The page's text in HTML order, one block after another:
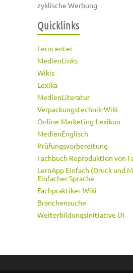
zyklische Werbung
Quicklinks
Lerncenter
MedienLinks
Wikis
Lexika
MedienLiteratur
Verpackungstechnik-Wiki
Online-Marketing-Lexikon
MedienEnglisch
Prüfungsvorbereitung
Fachbuch Reproduktion von
LernApp Einfach (Druck und
Einfacher Sprache
Fachpraktiker-Wiki
Branchensuche
Weiterbildungsinitiative DI